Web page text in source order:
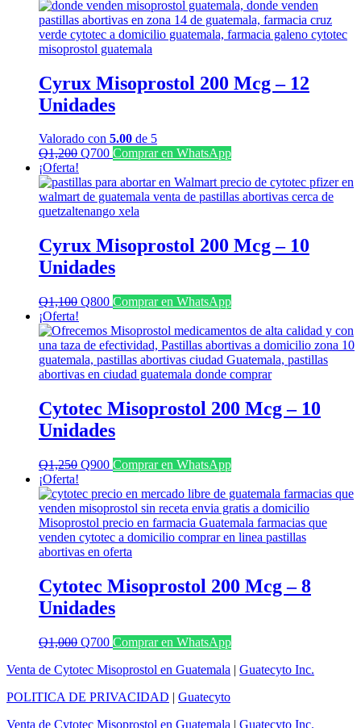
original
era:
Q2,500.
actual
es:
Q1,500.
Cyrux Misoprostol 200 Mcg – 12
Unidades
Valorado con 5.00 de 5
Q1,200 El
original
era:
Q1,200.
Q700El
actual
es:
Q700.
Comprar en WhatsApp
¡Oferta!
Cyrux Misoprostol 200 Mcg – 10
Unidades
Q1,100 El
original
era:
Q1,100.
Q800El
actual
es:
Q800.
Comprar en WhatsApp
¡Oferta!
Cytotec Misoprostol 200 Mcg – 10
Unidades
Q1,250 El
original
era:
Q1,250.
Q900El
actual
es:
Q900.
Comprar en WhatsApp
¡Oferta!
Cytotec Misoprostol 200 Mcg – 8
Unidades
Q1,000 El
original
Q1,000.
Q700El
actual
Q700.
Comprar en WhatsApp
Venta de Cytotec Misoprostol en Guatemala | Guatecyto Inc.
POLITICA DE PRIVACIDAD | Guatecyto
Venta de Cytotec Misoprostol en Guatemala | Guatecyto Inc.